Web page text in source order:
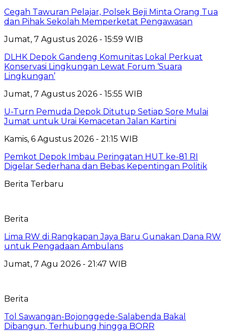
Cegah Tawuran Pelajar, Polsek Beji Minta Orang Tua
dan Pihak Sekolah Memperketat Pengawasan
Jumat, 7 Agustus 2026 - 15:59 WIB
DLHK Depok Gandeng Komunitas Lokal Perkuat
Konservasi Lingkungan Lewat Forum ‘Suara
Lingkungan’
Jumat, 7 Agustus 2026 - 15:55 WIB
U-Turn Pemuda Depok Ditutup Setiap Sore Mulai
Jumat untuk Urai Kemacetan Jalan Kartini
Kamis, 6 Agustus 2026 - 21:15 WIB
Pemkot Depok Imbau Peringatan HUT ke-81 RI
Digelar Sederhana dan Bebas Kepentingan Politik
Berita Terbaru
Berita
Lima RW di Rangkapan Jaya Baru Gunakan Dana RW
untuk Pengadaan Ambulans
Jumat, 7 Agu 2026 - 21:47 WIB
Berita
Tol Sawangan-Bojonggede-Salabenda Bakal
Dibangun, Terhubung hingga BORR